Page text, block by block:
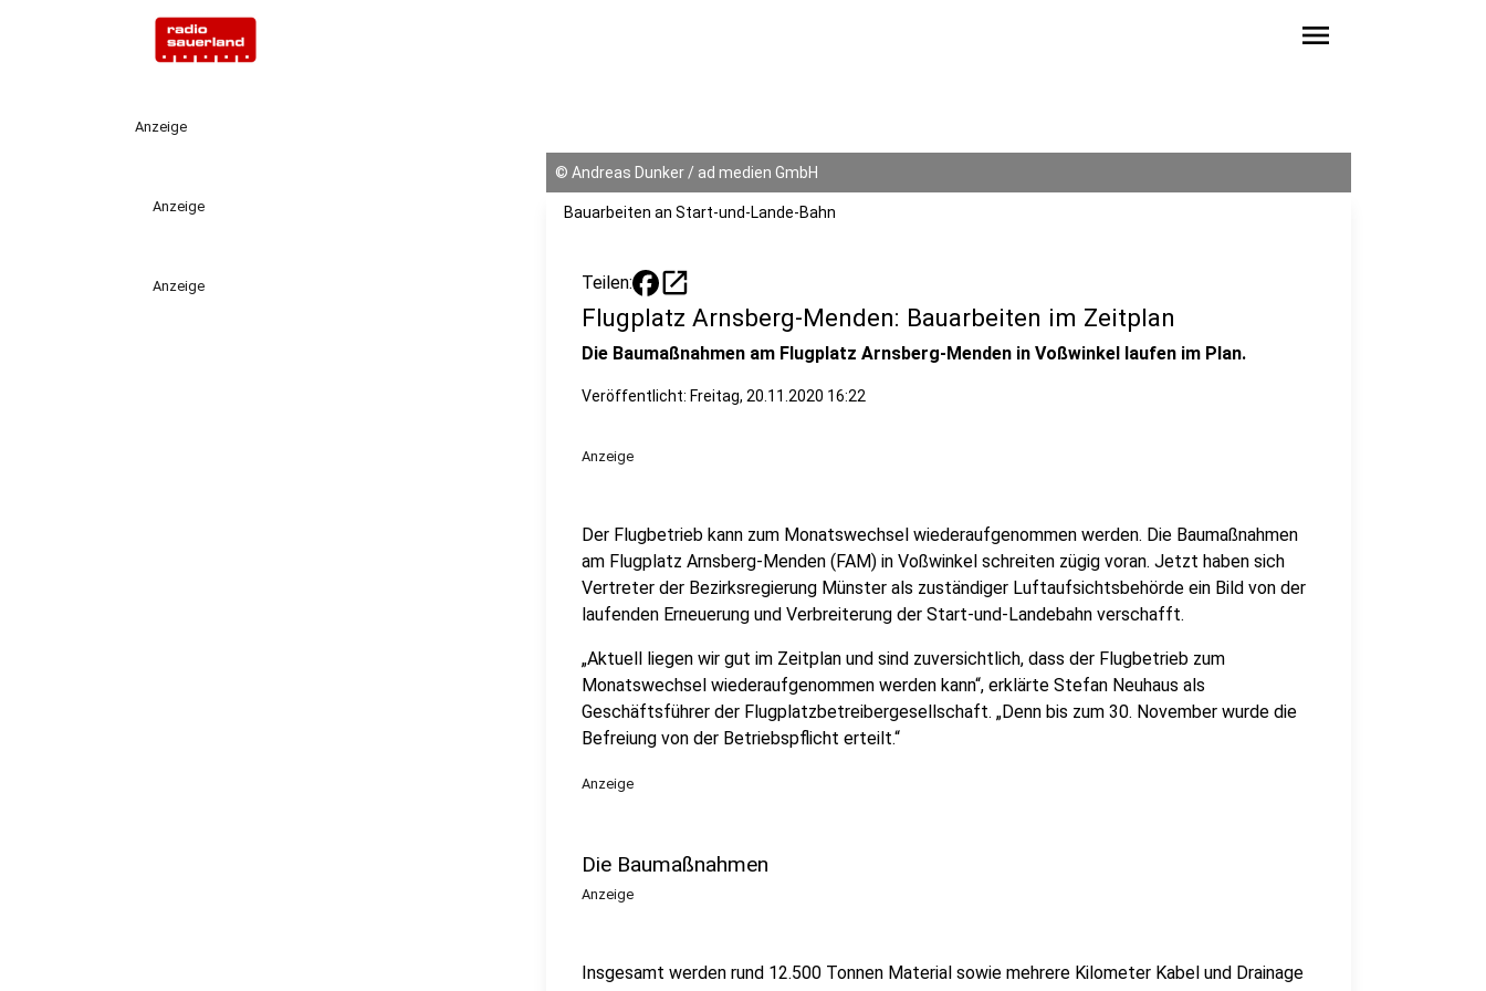
menu
Anzeige
Anzeige
Anzeige
© Andreas Dunker / ad medien GmbH
Bauarbeiten an Start-und-Lande-Bahn
Teilen: open_in_new
Flugplatz Arnsberg-Menden: Bauarbeiten im Zeitplan
Die Baumaßnahmen am Flugplatz Arnsberg-Menden in Voßwinkel laufen im Plan.
Veröffentlicht: Freitag, 20.11.2020 16:22
Anzeige
Der Flugbetrieb kann zum Monatswechsel wiederaufgenommen werden. Die Baumaßnahmen
am Flugplatz Arnsberg-Menden (FAM) in Voßwinkel schreiten zügig voran. Jetzt haben sich
Vertreter der Bezirksregierung Münster als zuständiger Luftaufsichtsbehörde ein Bild von der
laufenden Erneuerung und Verbreiterung der Start-und-Landebahn verschafft.
„Aktuell liegen wir gut im Zeitplan und sind zuversichtlich, dass der Flugbetrieb zum
Monatswechsel wiederaufgenommen werden kann“, erklärte Stefan Neuhaus als
Geschäftsführer der Flugplatzbetreibergesellschaft. „Denn bis zum 30. November wurde die
Befreiung von der Betriebspflicht erteilt.“
Anzeige
Die Baumaßnahmen
Anzeige
Insgesamt werden rund 12.500 Tonnen Material sowie mehrere Kilometer Kabel und Drainage